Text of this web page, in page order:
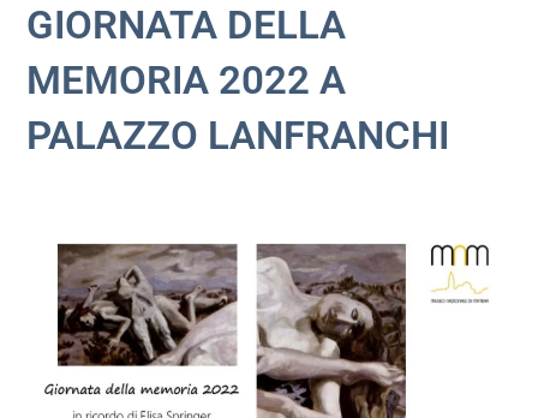
GIORNATA DELLA
MEMORIA 2022 A
PALAZZO LANFRANCHI